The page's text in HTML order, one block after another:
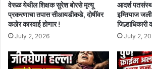
वेरूळ येथील शिक्षक सुरेश बोरसे मृत्यू
प्रकरणाचा तपास सीआयडीकडे, दोषींवर
कठोर कारवाई होणार !
July 2, 2026
आदर्श
इम्तियाज
जिल्हाधिकारी
July 2,